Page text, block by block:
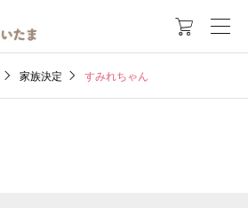

家族決定 すみれちゃん